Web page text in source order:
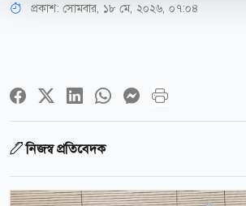
প্রকাশ: সোমবার, ১৮ মে, ২০২৬, ০৭:০৪
নিজস্ব প্রতিবেদক